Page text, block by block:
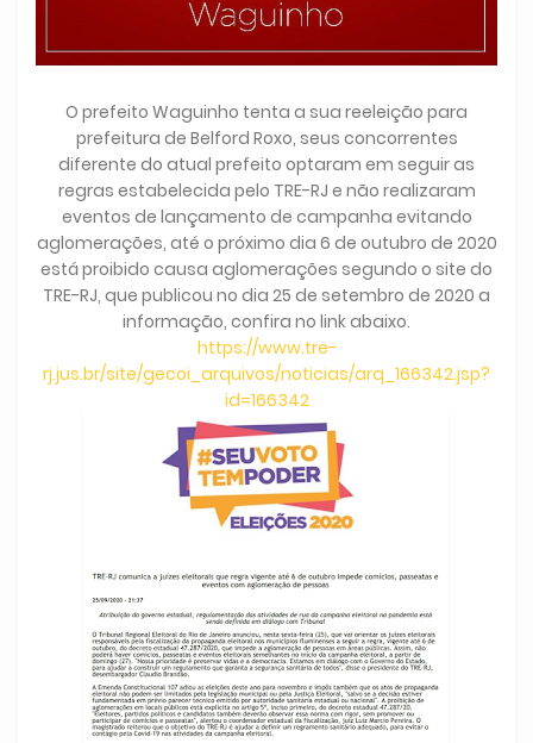
O prefeito Waguinho tenta a sua reeleição para
prefeitura de Belford Roxo, seus concorrentes
diferente do atual prefeito optaram em seguir as
regras estabelecida pelo TRE-RJ e não realizaram
eventos de lançamento de campanha evitando
aglomerações, até o próximo dia 6 de outubro de 2020
está proibido causa aglomerações segundo o site do
TRE-RJ, que publicou no dia 25 de setembro de 2020 a
informação, confira no link abaixo.
https://www.tre-
rj.jus.br/site/gecoi_arquivos/noticias/arq_166342.jsp?
id=166342